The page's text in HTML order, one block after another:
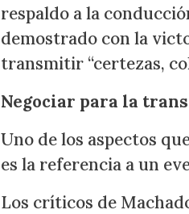
respaldo a la
demostrado con la
transmitir “certezas,
Negociar para la
Uno de los aspectos
es la referencia a un
Los críticos de